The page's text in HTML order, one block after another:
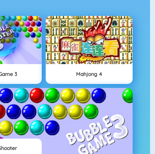
3 Mahjong 4